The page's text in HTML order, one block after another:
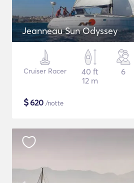
Jeanneau Sun Odyssey
Cruiser Racer
40 ft
12 m
6
$620 /notte